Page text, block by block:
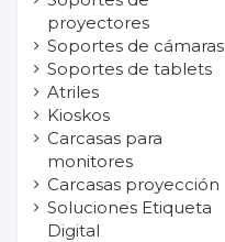
proyectores
Soportes de cámaras
Soportes de tablets
Atriles
Kioskos
Carcasas para
monitores
Carcasas proyección
Soluciones Etiqueta
Digital